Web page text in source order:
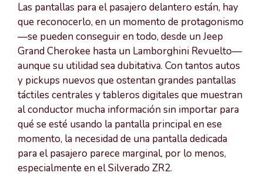
Las pantallas para el pasajero delantero están, hay
que reconocerlo, en un momento de protagonismo
—se pueden conseguir en todo, desde un Jeep
Grand Cherokee hasta un Lamborghini Revuelto—
aunque su utilidad sea dubitativa. Con tantos autos
y pickups nuevos que ostentan grandes pantallas
táctiles centrales y tableros digitales que muestran
al conductor mucha información sin importar para
qué se esté usando la pantalla principal en ese
momento, la necesidad de una pantalla dedicada
para el pasajero parece marginal, por lo menos,
especialmente en el Silverado ZR2.